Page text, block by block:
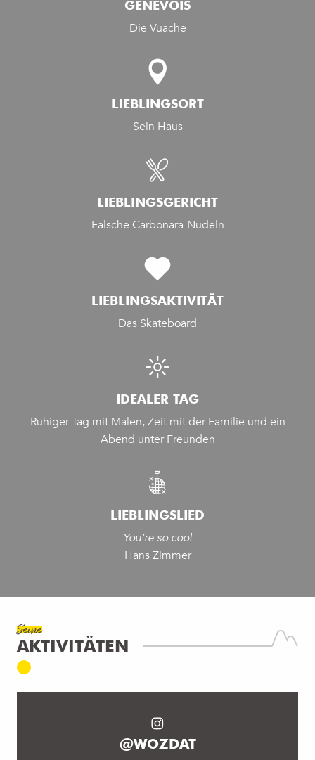
GENEVOIS
Die Vuache
LIEBLINGSORT
Sein Haus
LIEBLINGSGERICHT
Falsche Carbonara-Nudeln
LIEBLINGSAKTIVITÄT
Das Skateboard
IDEALER TAG
Ruhiger Tag mit Malen, Zeit mit der Familie und ein
Abend unter Freunden
LIEBLINGSLIED
You’re so cool
Hans Zimmer
Seine
AKTIVITÄTEN
@WOZDAT